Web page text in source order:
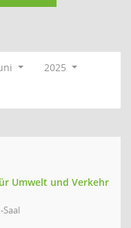
2025
Umwelt und Verkehr